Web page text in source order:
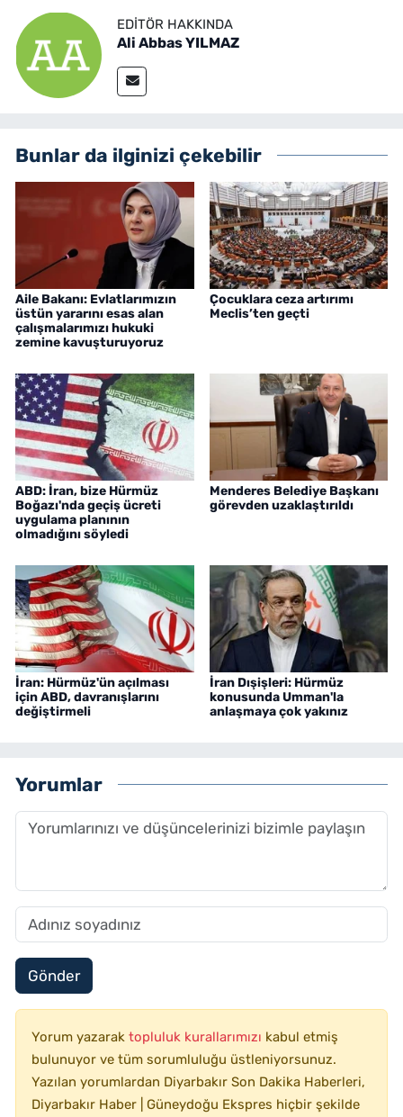
EDITÖR HAKKINDA
Ali Abbas YILMAZ
Bunlar da ilginizi çekebilir
Aile Bakanı: Evlatlarımızın
üstün yararını esas alan
çalışmalarımızı hukuki
zemine kavuşturuyoruz
Çocuklara ceza artırımı
Meclis’ten geçti
ABD: İran, bize Hürmüz
Boğazı'nda geçiş ücreti
uygulama planının
olmadığını söyledi
Menderes Belediye Başkanı
görevden uzaklaştırıldı
İran: Hürmüz'ün açılması
için ABD, davranışlarını
değiştirmeli
İran Dışişleri: Hürmüz
konusunda Umman'la
anlaşmaya çok yakınız
Yorumlar
Gönder
Yorum yazarak topluluk kurallarımızı kabul etmiş
bulunuyor ve tüm sorumluluğu üstleniyorsunuz.
Yazılan yorumlardan Diyarbakır Son Dakika Haberleri,
Diyarbakır Haber | Güneydoğu Ekspres hiçbir şekilde